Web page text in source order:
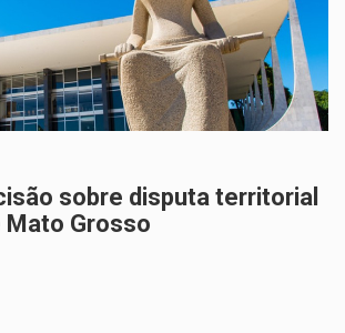
sobre disputa territorial
Mato Grosso